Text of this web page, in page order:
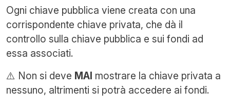
Ogni chiave pubblica viene creata con una
corrispondente chiave privata, che dà il
controllo sulla chiave pubblica e sui fondi ad
essa associati.
⚠️ Non si deve MAI mostrare la chiave privata a
nessuno, altrimenti si potrà accedere ai fondi.